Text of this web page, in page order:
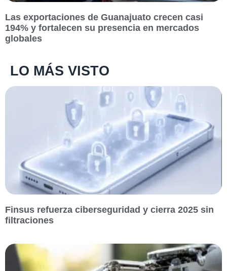
Las exportaciones de Guanajuato crecen casi
194% y fortalecen su presencia en mercados
globales
LO MÁS VISTO
Finsus refuerza ciberseguridad y cierra 2025 sin
filtraciones